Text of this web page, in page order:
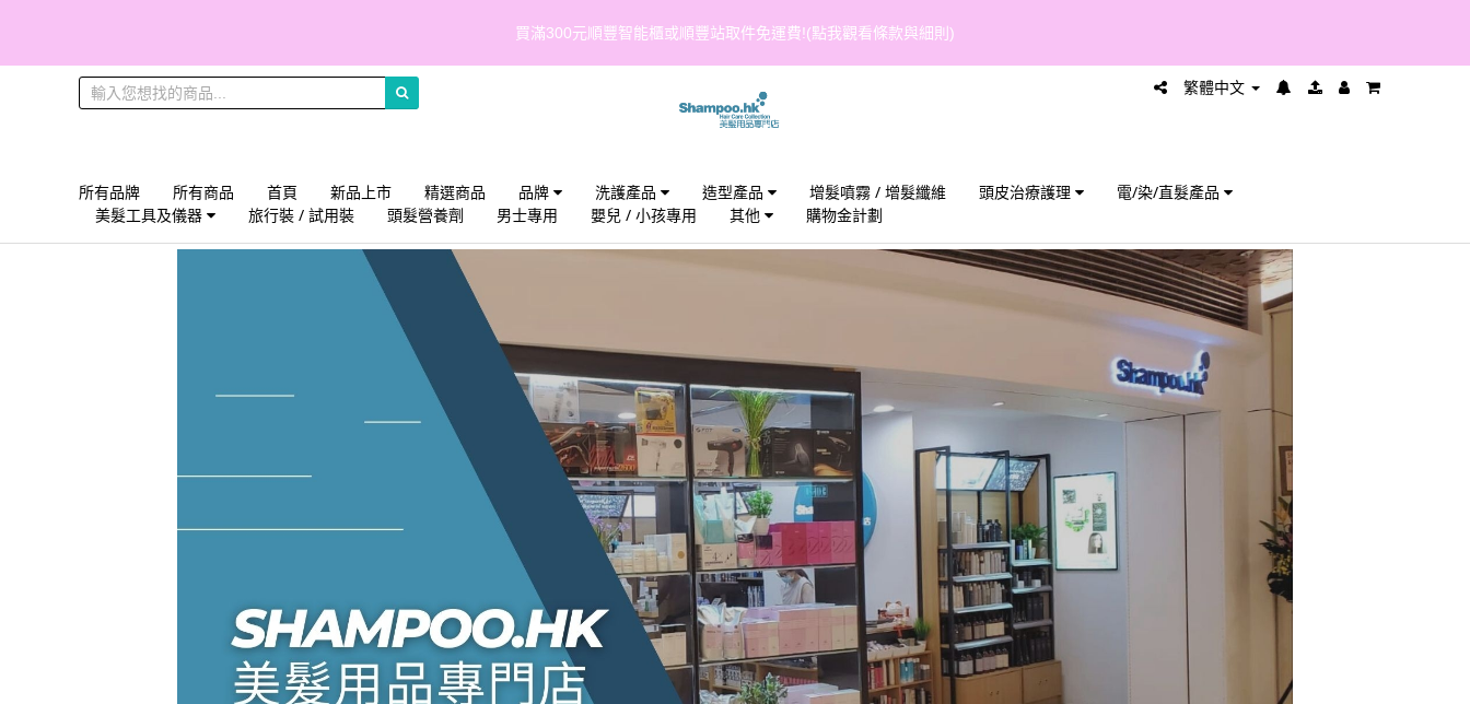
買滿300元順豐智能櫃或順豐站取件免運費!(點我觀看條款與細則)
繁體中文
所有品牌 所有商品 首頁 新品上市 精選商品 品牌 洗護產品 造型產品 增髮噴霧 / 增髮纖維 頭皮治療護理
電/染/直髮產品
美髮工具及儀器
旅行裝 / 試用裝 頭髮營養劑 男士專用 嬰兒 / 小孩專用 其他 購物金計劃